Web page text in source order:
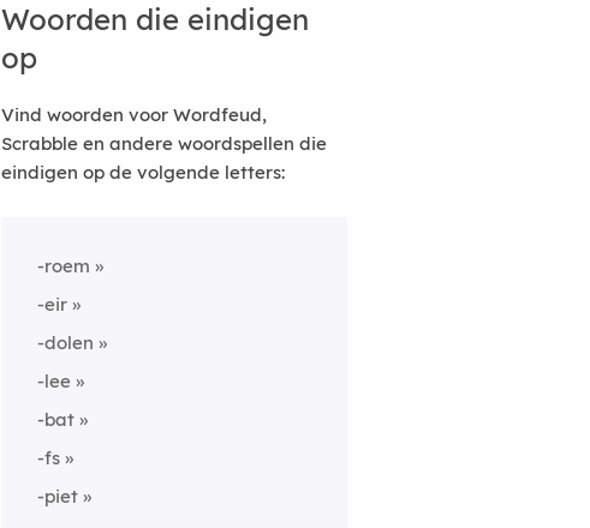
Woorden die eindigen
op
Vind woorden voor Wordfeud,
Scrabble en andere woordspellen die
eindigen op de volgende letters:
-roem
-eir
-dolen
-lee
-bat
-fs
-piet